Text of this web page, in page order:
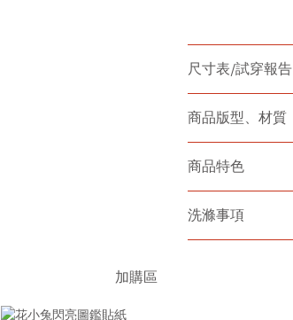
尺寸表/試穿報告
商品版型、材質
商品特色
洗滌事項
加購區